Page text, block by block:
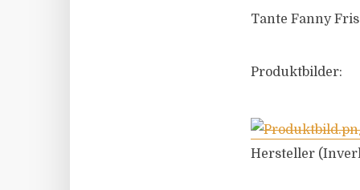
Tante Fanny
Produktbilder:
Hersteller